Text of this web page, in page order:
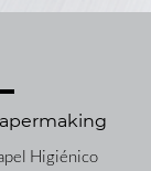
Higiénico